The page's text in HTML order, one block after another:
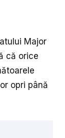
Major
că orice
opri până